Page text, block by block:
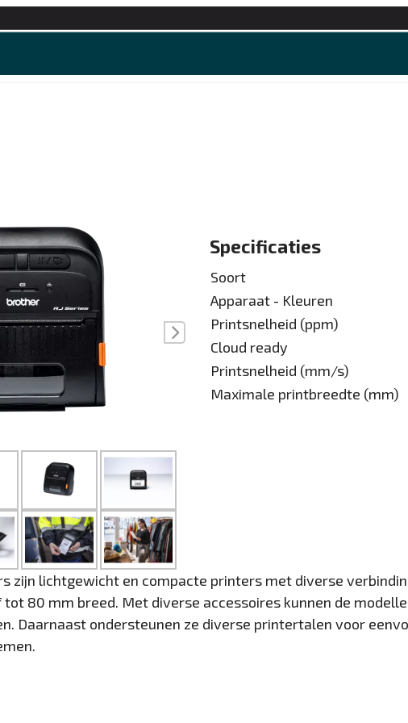
Volgende
Specificaties
Soort
Apparaat - Kleuren
Printsnelheid (ppm)
Cloud ready
Printsnelheid (mm/s)
Maximale printbreedte (mm)
zijn lichtgewicht en compacte printers met diverse
80 mm breed. Met diverse accessoires kunnen de
Daarnaast ondersteunen ze diverse printertalen voor